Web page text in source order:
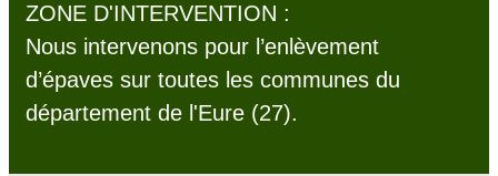
ZONE D'INTERVENTION :
Nous intervenons pour l’enlèvement
d’épaves sur toutes les communes du
département de l'Eure (27).